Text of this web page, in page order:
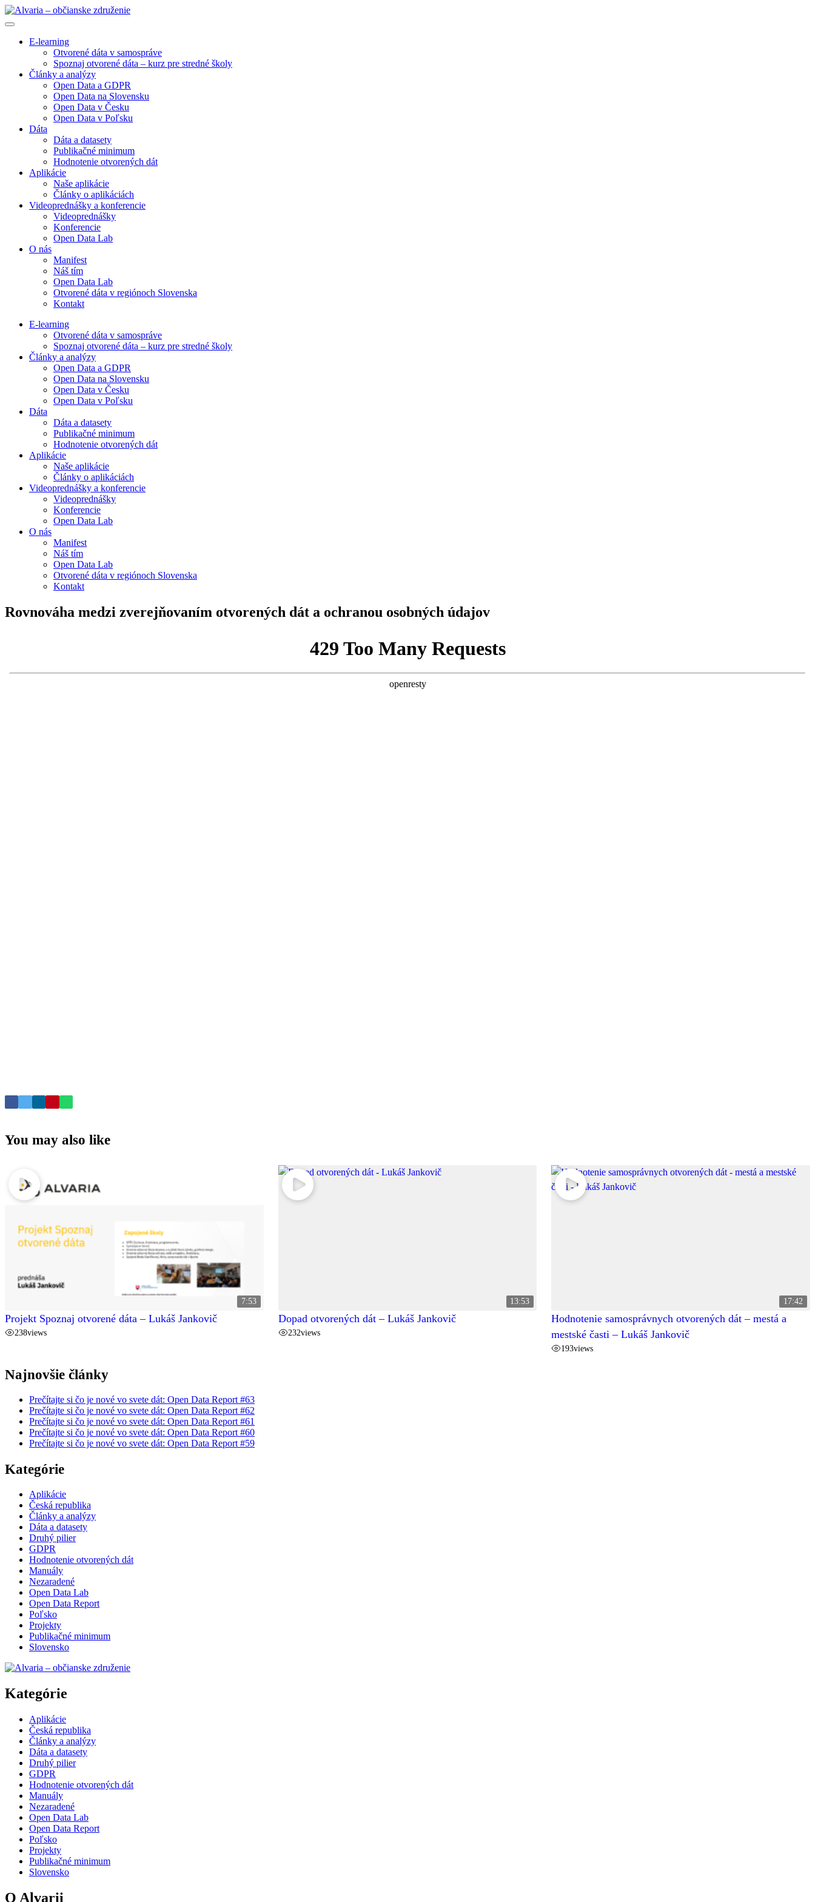
E-learning
Otvorené dáta v samospráve
Spoznaj otvorené dáta – kurz pre stredné školy
Články a analýzy
Open Data a GDPR
Open Data na Slovensku
Open Data v Česku
Open Data v Poľsku
Dáta
Dáta a datasety
Publikačné minimum
Hodnotenie otvorených dát
Aplikácie
Naše aplikácie
Články o aplikáciách
Videoprednášky a konferencie
Videoprednášky
Konferencie
Open Data Lab
O nás
Manifest
Náš tím
Open Data Lab
Otvorené dáta v regiónoch Slovenska
Kontakt
E-learning
Otvorené dáta v samospráve
Spoznaj otvorené dáta – kurz pre stredné školy
Články a analýzy
Open Data a GDPR
Open Data na Slovensku
Open Data v Česku
Open Data v Poľsku
Dáta
Dáta a datasety
Publikačné minimum
Hodnotenie otvorených dát
Aplikácie
Naše aplikácie
Články o aplikáciách
Videoprednášky a konferencie
Videoprednášky
Konferencie
Open Data Lab
O nás
Manifest
Náš tím
Open Data Lab
Otvorené dáta v regiónoch Slovenska
Kontakt
Rovnováha medzi zverejňovaním otvorených dát a ochranou osobných údajov
You may also like
7:53
Projekt Spoznaj otvorené dáta – Lukáš Jankovič
238views
13:53
Dopad otvorených dát – Lukáš Jankovič
232views
17:42
Hodnotenie samosprávnych otvorených dát – mestá a
mestské časti – Lukáš Jankovič
193views
Najnovšie články
Prečítajte si čo je nové vo svete dát: Open Data Report #63
Prečítajte si čo je nové vo svete dát: Open Data Report #62
Prečítajte si čo je nové vo svete dát: Open Data Report #61
Prečítajte si čo je nové vo svete dát: Open Data Report #60
Prečítajte si čo je nové vo svete dát: Open Data Report #59
Kategórie
Aplikácie
Česká republika
Články a analýzy
Dáta a datasety
Druhý pilier
GDPR
Hodnotenie otvorených dát
Manuály
Nezaradené
Open Data Lab
Open Data Report
Poľsko
Projekty
Publikačné minimum
Slovensko
Kategórie
Aplikácie
Česká republika
Články a analýzy
Dáta a datasety
Druhý pilier
GDPR
Hodnotenie otvorených dát
Manuály
Nezaradené
Open Data Lab
Open Data Report
Poľsko
Projekty
Publikačné minimum
Slovensko
O Alvarii